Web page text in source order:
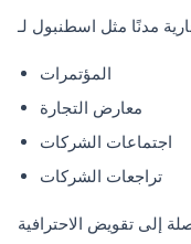
المؤتمرات
معارض التجارة
اجتماعات الشركات
تراجعات الشركات